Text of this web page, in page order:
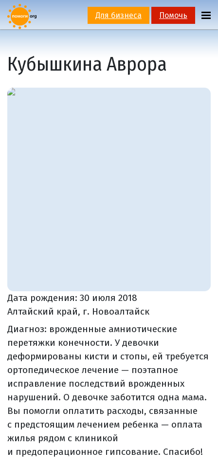
Для бизнеса Помочь
Кубышкина Аврора
Дата рождения: 30 июля 2018
Алтайский край, г. Новоалтайск
Диагноз: врожденные амниотические
перетяжки конечности. У девочки
деформированы кисти и стопы, ей требуется
ортопедическое лечение — поэтапное
исправление последствий врожденных
нарушений. О девочке заботится одна мама.
Вы помогли оплатить расходы, связанные
с предстоящим лечением ребенка — оплата
жилья рядом с клиникой
и предоперационное гипсование. Спасибо!